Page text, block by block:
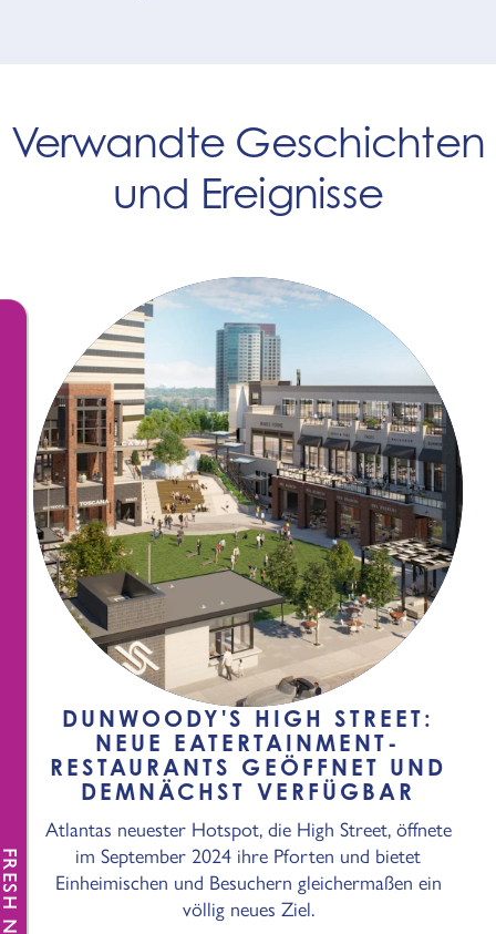
Verwandte Geschichten
und Ereignisse
DUNWOODY'S HIGH STREET:
NEUE EATERTAINMENT-
RESTAURANTS GEÖFFNET UND
DEMNÄCHST VERFÜGBAR
Atlantas neuester Hotspot, die High Street, öffnete
im September 2024 ihre Pforten und bietet
Einheimischen und Besuchern gleichermaßen ein
völlig neues Ziel.